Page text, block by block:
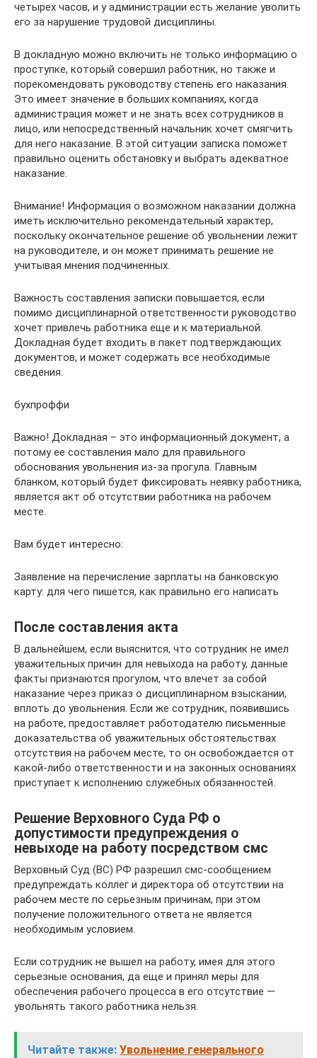
четырех часов, и у администрации есть желание уволить
его за нарушение трудовой дисциплины.
В докладную можно включить не только информацию о
проступке, который совершил работник, но также и
порекомендовать руководству степень его наказания.
Это имеет значение в больших компаниях, когда
администрация может и не знать всех сотрудников в
лицо, или непосредственный начальник хочет смягчить
для него наказание. В этой ситуации записка поможет
правильно оценить обстановку и выбрать адекватное
наказание.
Внимание! Информация о возможном наказании должна
иметь исключительно рекомендательный характер,
поскольку окончательное решение об увольнении лежит
на руководителе, и он может принимать решение не
учитывая мнения подчиненных.
Важность составления записки повышается, если
помимо дисциплинарной ответственности руководство
хочет привлечь работника еще и к материальной.
Докладная будет входить в пакет подтверждающих
документов, и может содержать все необходимые
сведения.
бухпроффи
Важно! Докладная – это информационный документ, а
потому ее составления мало для правильного
обоснования увольнения из-за прогула. Главным
бланком, который будет фиксировать неявку работника,
является акт об отсутствии работника на рабочем
месте.
Вам будет интересно:
Заявление на перечисление зарплаты на банковскую
карту: для чего пишется, как правильно его написать
После составления акта
В дальнейшем, если выяснится, что сотрудник не имел
уважительных причин для невыхода на работу, данные
факты признаются прогулом, что влечет за собой
наказание через приказ о дисциплинарном взыскании,
вплоть до увольнения. Если же сотрудник, появившись
на работе, предоставляет работодателю письменные
доказательства об уважительных обстоятельствах
отсутствия на рабочем месте, то он освобождается от
какой-либо ответственности и на законных основаниях
приступает к исполнению служебных обязанностей.
Решение Верховного Суда РФ о
допустимости предупреждения о
невыходе на работу посредством смс
Верховный Суд (ВС) РФ разрешил смс-сообщением
предупреждать коллег и директора об отсутствии на
рабочем месте по серьезным причинам, при этом
получение положительного ответа не является
необходимым условием.
Если сотрудник не вышел на работу, имея для этого
серьезные основания, да еще и принял меры для
обеспечения рабочего процесса в его отсутствие —
увольнять такого работника нельзя.
Читайте также: Увольнение генерального